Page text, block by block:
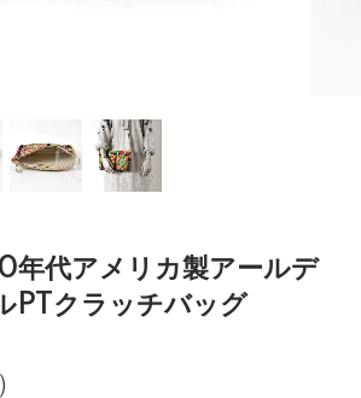
代アメリカ製アールデ
PTクラッチバッグ